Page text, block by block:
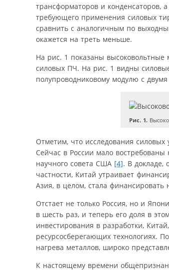
трансформаторов и конденсаторов,
требующего применения силовых
сравнить с аналогичным по
окажется на треть меньше.
На рис. 1 показаны
силовых ПЧ. На рис. 1 видны
полупроводниковому модулю с
Рис. 1.
Отметим, что исследования силовых
Сейчас в России мало
научного совета США [4]. В докладе,
частности, Китай утраивает
Азия, в целом, стала
Отстает не только Россия, но и
в шесть раз, и теперь его доля в
инвестирования в разработки,
ресурсо­сберегающих технологиях.
нагрева металлов, широко
К настоящему времени